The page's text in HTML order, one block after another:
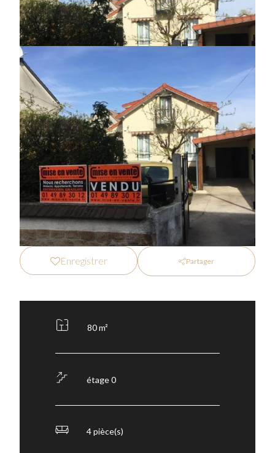
Enregistrer Partager
80 m²
étage 0
4 pièce(s)